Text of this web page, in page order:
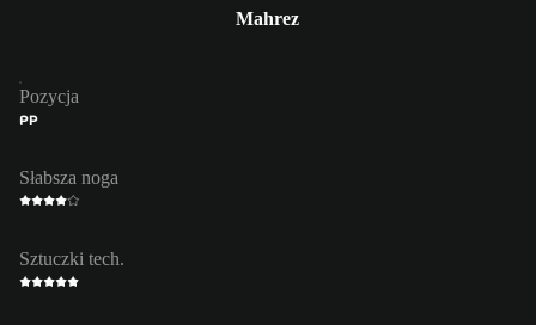
Mahrez
Pozycja
PP
Słabsza noga
Sztuczki tech.